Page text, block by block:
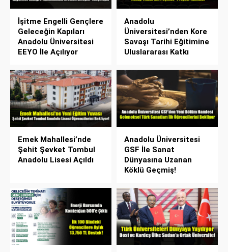
İşitme Engelli Gençlere
Geleceğin Kapıları
Anadolu Üniversitesi
EEYO İle Açılıyor
Anadolu
Üniversitesi’nden Kore
Savaşı Tarihi Eğitimine
Uluslararası Katkı
Emek Mahallesi’nde
Şehit Şevket Tombul
Anadolu Lisesi Açıldı
Anadolu Üniversitesi
GSF İle Sanat
Dünyasına Uzanan
Köklü Geçmiş!